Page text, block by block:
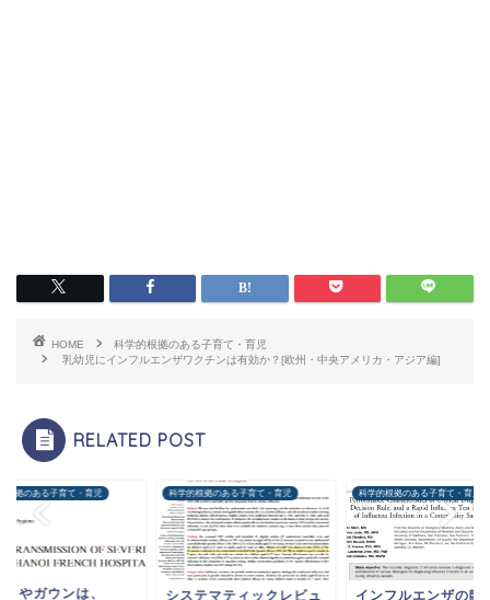
HOME
科学的根拠のある子育て・育児
乳幼児にインフルエンザワクチンは有効か？[欧州・中央アメリカ・アジア編]
RELATED POST
根拠のある子育て・育児
クやガウンは、
科学的根拠のある子育て・育児
システマティックレビュ
科学的根拠のある子育て・育児
インフルエンザの臨